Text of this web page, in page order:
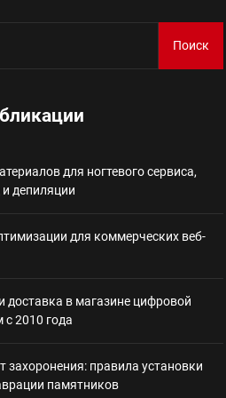
Некастодиальный
Поиск
для ногтевого сервиса,
депиляции
для коммерческих веб-
доставка в магазине цифровой
2010 года
захоронения: правила установки
памятников